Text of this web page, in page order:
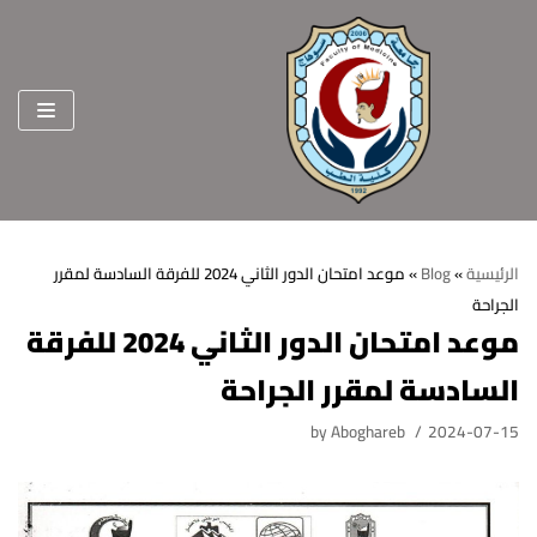
الرئيسية
عن الكلية
الرؤية والرسالة
الهيكل التنظيمي
شئون التعليم والطلاب
هيئة التدريس
الرئيسية»
Blog
»
موعد امتحان الدور الثاني 2024 للفرقة السادسة لمقرر
الجراحة
موعد امتحان الدور الثاني 2024 للفرقة
السادسة لمقرر الجراحة
byAboghareb 2024-07-15